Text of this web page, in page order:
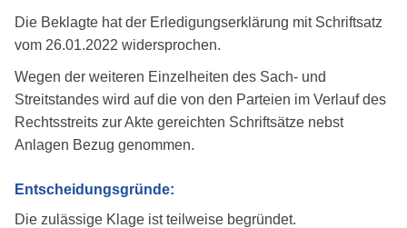
Die Beklagte hat der Erledigungserklärung mit Schriftsatz
vom 26.01.2022 widersprochen.
Wegen der weiteren Einzelheiten des Sach- und
Streitstandes wird auf die von den Parteien im Verlauf des
Rechtsstreits zur Akte gereichten Schriftsätze nebst
Anlagen Bezug genommen.
Entscheidungsgründe:
Die zulässige Klage ist teilweise begründet.